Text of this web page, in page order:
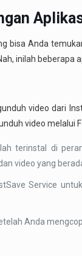
bisa Anda
inilah beberapa
video dari
video melalui
terinstal di
video yang
Service
Anda